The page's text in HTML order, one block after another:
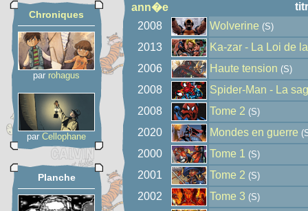
Chroniques
par rohagus
par Cellophane
Planche
ann�e
2008
Wolverine (S)
2013
Ka-zar - La Loi de
2006
Haute tension (S)
2008
Spider-Man - La
2008
Tome 2 (S)
2020 Mondes en guerre
2000 Tome 1 (S)
2001 Tome 2 (S)
2002 Tome 3 (S)